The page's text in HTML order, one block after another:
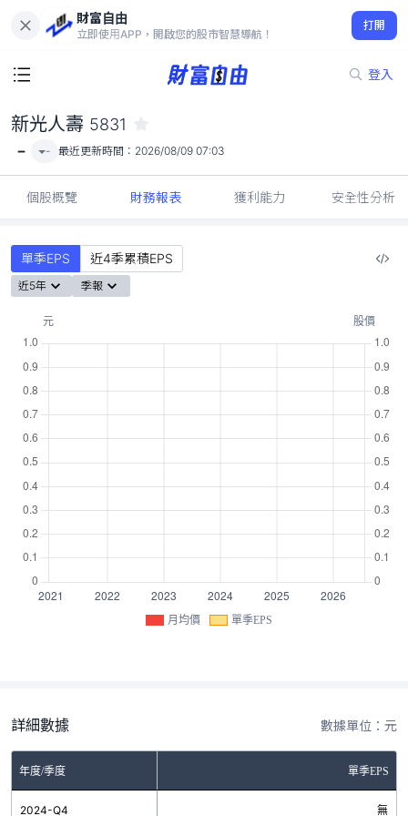
財富自由
立即使用APP，開啟您的股市智慧導航！
打開
登入
-
新光人壽 5831
- - 最近更新時間： 2026/08/09 07:03
個股概覽 財務報表 獲利能力 安全性分析
單季EPS 近4季累積EPS
近5年 季報
月均價 單季EPS
詳細數據 數據單位：元
年度/季度 單季EPS
2024-Q4 無